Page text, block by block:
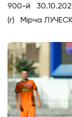
900-й
(г) Мірча